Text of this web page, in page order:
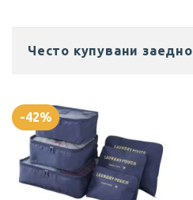
Често купувани заедно
-42%